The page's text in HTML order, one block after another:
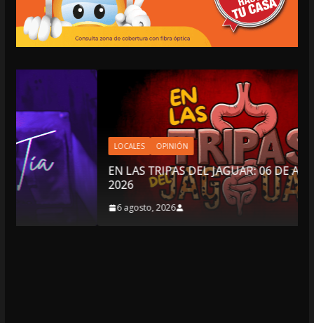
LOCALES OPINIÓN
EN LAS TRIPAS DEL JAGUAR: 06 DE AGOSTO DE
2026
6 agosto, 2026